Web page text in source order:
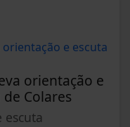
orientação e
Colares
escuta